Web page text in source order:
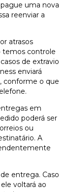
uma nova
reenviar a
atrasos
temos controle
de extravio
enviará
conforme o que
em
poderá ser
ou
A
entrega. Caso
voltará ao